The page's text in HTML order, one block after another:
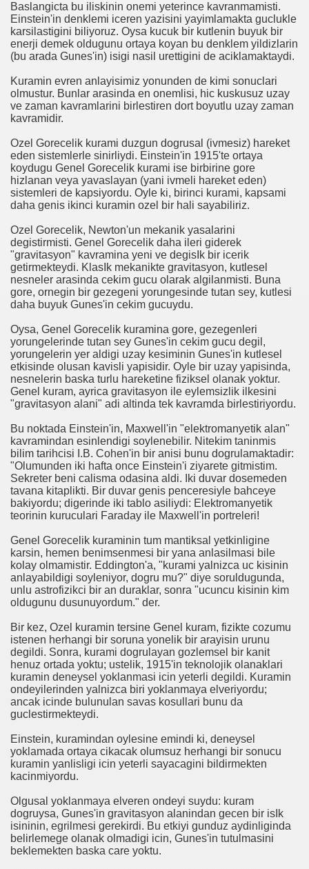
Baslangicta bu iliskinin onemi yeterince kavranmamisti.
Einstein'in denklemi iceren yazisini yayimlamakta guclukle
karsilastigini biliyoruz. Oysa kucuk bir kutlenin buyuk bir
enerji demek oldugunu ortaya koyan bu denklem yildizlarin
(bu arada Gunes'in) isigi nasil urettigini de aciklamaktaydi.
Kuramin evren anlayisimiz yonunden de kimi sonuclari
olmustur. Bunlar arasinda en onemlisi, hic kuskusuz uzay
ve zaman kavramlarini birlestiren dort boyutlu uzay zaman
kavramidir.
Ozel Gorecelik kurami duzgun dogrusal (ivmesiz) hareket
eden sistemlerle sinirliydi. Einstein'in 1915'te ortaya
koydugu Genel Gorecelik kurami ise birbirine gore
hizlanan veya yavaslayan (yani ivmeli hareket eden)
sistemleri de kapsiyordu. Oyle ki, birinci kurami, kapsami
daha genis ikinci kuramin ozel bir hali sayabiliriz.
Ozel Gorecelik, Newton'un mekanik yasalarini
degistirmisti. Genel Gorecelik daha ileri giderek
"gravitasyon" kavramina yeni ve degisIk bir icerik
getirmekteydi. KlasIk mekanikte gravitasyon, kutlesel
nesneler arasinda cekim gucu olarak algilanmisti. Buna
gore, ornegin bir gezegeni yorungesinde tutan sey, kutlesi
daha buyuk Gunes'in cekim gucuydu.
Oysa, Genel Gorecelik kuramina gore, gezegenleri
yorungelerinde tutan sey Gunes'in cekim gucu degil,
yorungelerin yer aldigi uzay kesiminin Gunes'in kutlesel
etkisinde olusan kavisli yapisidir. Oyle bir uzay yapisinda,
nesnelerin baska turlu hareketine fiziksel olanak yoktur.
Genel kuram, ayrica gravitasyon ile eylemsizlik ilkesini
"gravitasyon alani" adi altinda tek kavramda birlestiriyordu.
Bu noktada Einstein'in, Maxwell'in "elektromanyetik alan"
kavramindan esinlendigi soylenebilir. Nitekim taninmis
bilim tarihcisi I.B. Cohen'in bir anisi bunu dogrulamaktadir:
"Olumunden iki hafta once Einstein'i ziyarete gitmistim.
Sekreter beni calisma odasina aldi. Iki duvar dosemeden
tavana kitaplikti. Bir duvar genis penceresiyle bahceye
bakiyordu; digerinde iki tablo asiliydi: Elektromanyetik
teorinin kuruculari Faraday ile Maxwell'in portreleri!
Genel Gorecelik kuraminin tum mantiksal yetkinligine
karsin, hemen benimsenmesi bir yana anlasilmasi bile
kolay olmamistir. Eddington'a, "kurami yalnizca uc kisinin
anlayabildigi soyleniyor, dogru mu?" diye soruldugunda,
unlu astrofizikci bir an duraklar, sonra "ucuncu kisinin kim
oldugunu dusunuyordum." der.
Bir kez, Ozel kuramin tersine Genel kuram, fizikte cozumu
istenen herhangi bir soruna yonelik bir arayisin urunu
degildi. Sonra, kurami dogrulayan gozlemsel bir kanit
henuz ortada yoktu; ustelik, 1915'in teknolojik olanaklari
kuramin deneysel yoklanmasi icin yeterli degildi. Kuramin
ondeyilerinden yalnizca biri yoklanmaya elveriyordu;
ancak icinde bulunulan savas kosullari bunu da
guclestirmekteydi.
Einstein, kuramindan oylesine emindi ki, deneysel
yoklamada ortaya cikacak olumsuz herhangi bir sonucu
kuramin yanlisligi icin yeterli sayacagini bildirmekten
kacinmiyordu.
Olgusal yoklanmaya elveren ondeyi suydu: kuram
dogruysa, Gunes'in gravitasyon alanindan gecen bir isIk
isininin, egrilmesi gerekirdi. Bu etkiyi gunduz aydinliginda
belirlemege olanak olmadigi icin, Gunes'in tutulmasini
beklemekten baska care yoktu.
ilişkilendirildi
mutasyonu bulundu
hakkında bilgiler
durduruldu
aracı oluyor
gen mutasyonu bulundu